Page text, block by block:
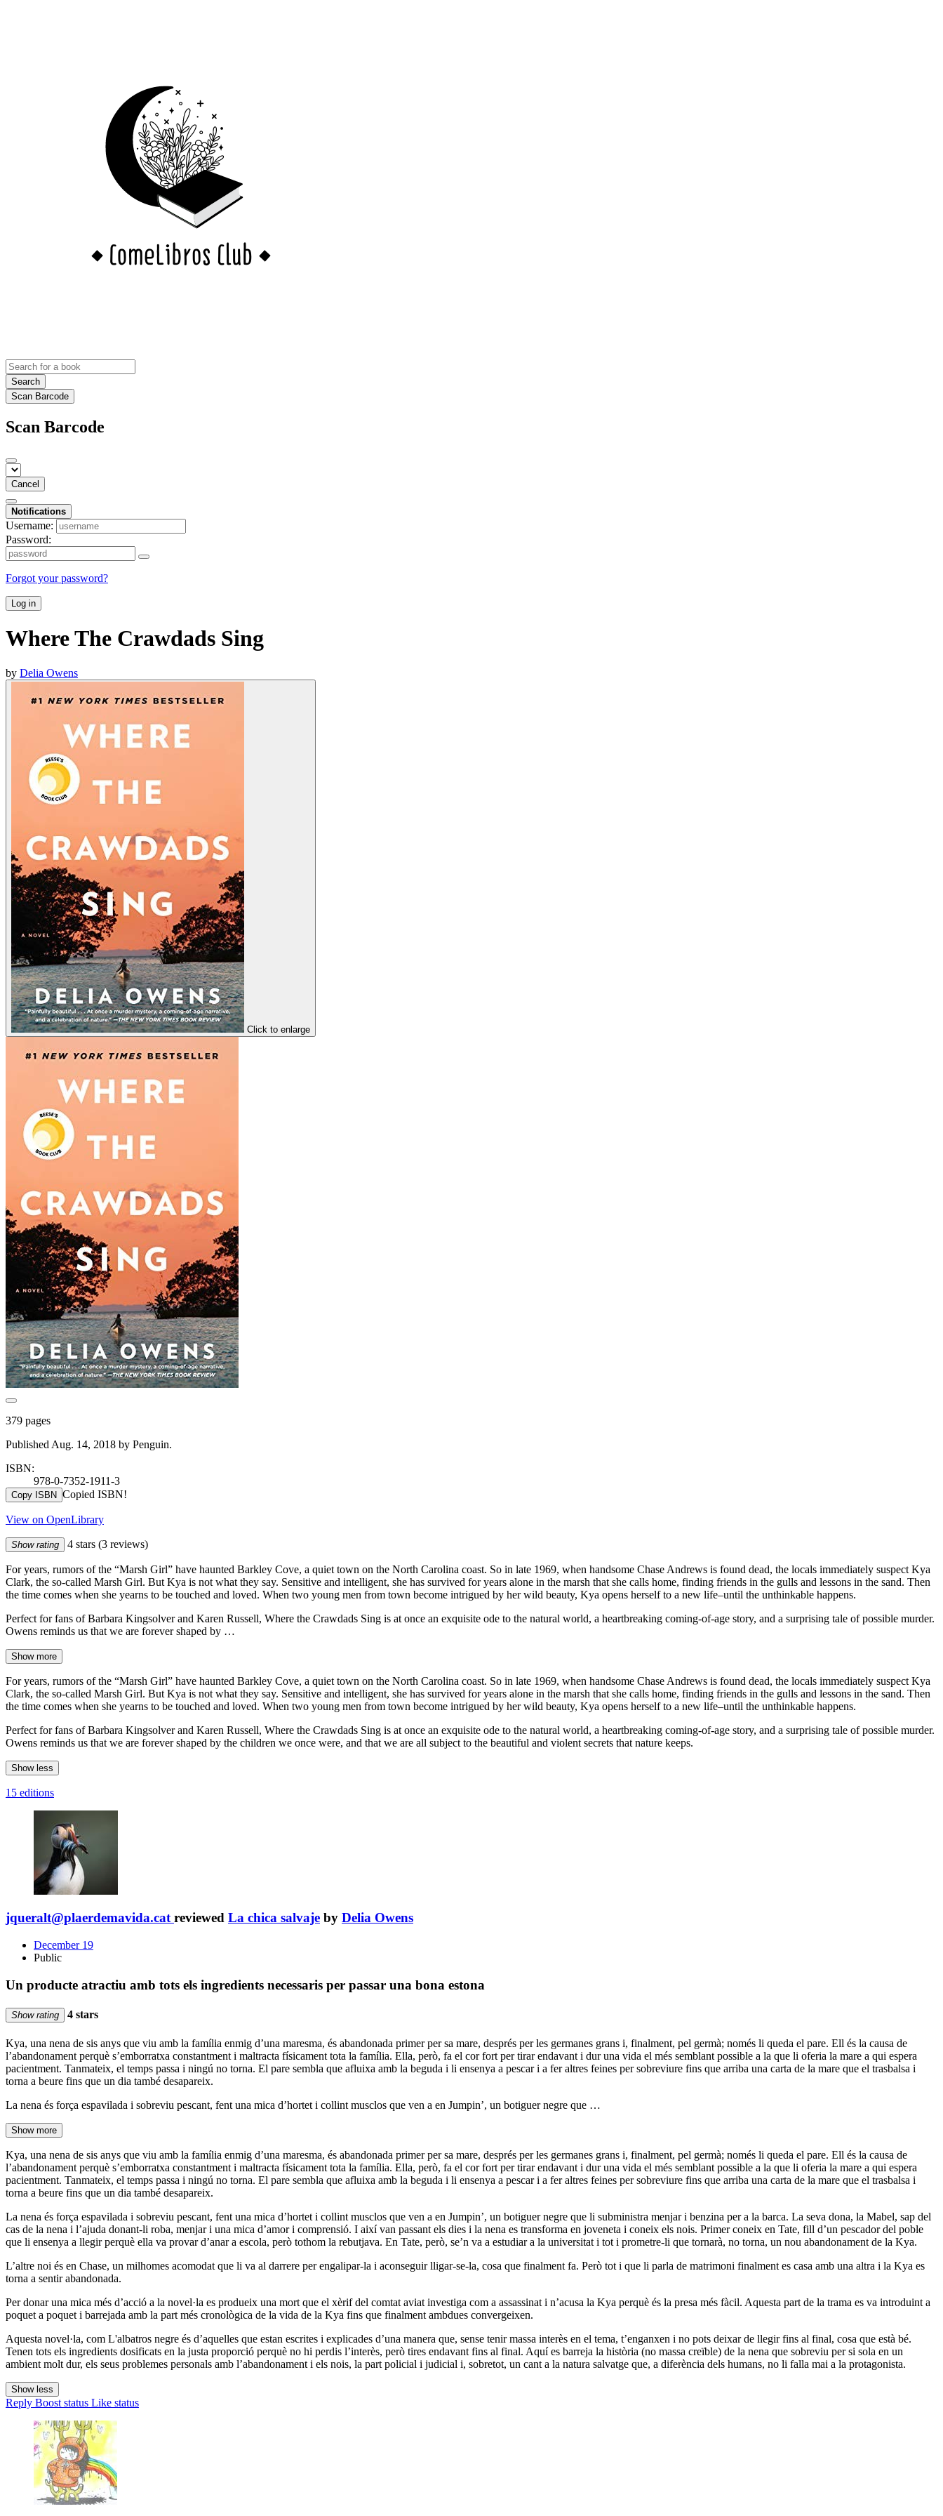
Search
Scan Barcode
Scan Barcode
Cancel
Notifications
Username:
Password:
Forgot your password?
Log in
Where The Crawdads Sing
by Delia Owens
Click to enlarge
379 pages
Published Aug. 14, 2018 by Penguin.
ISBN:
978-0-7352-1911-3
Copy ISBN Copied ISBN!
View on OpenLibrary
Show rating 4 stars (3 reviews)
For years, rumors of the “Marsh Girl” have haunted Barkley Cove, a quiet town on the North Carolina coast. So in late 1969, when handsome Chase Andrews is found dead, the locals immediately suspect Kya
Clark, the so-called Marsh Girl. But Kya is not what they say. Sensitive and intelligent, she has survived for years alone in the marsh that she calls home, finding friends in the gulls and lessons in the sand. Then
the time comes when she yearns to be touched and loved. When two young men from town become intrigued by her wild beauty, Kya opens herself to a new life–until the unthinkable happens.
Perfect for fans of Barbara Kingsolver and Karen Russell, Where the Crawdads Sing is at once an exquisite ode to the natural world, a heartbreaking coming-of-age story, and a surprising tale of possible murder.
Owens reminds us that we are forever shaped by …
Show more
For years, rumors of the “Marsh Girl” have haunted Barkley Cove, a quiet town on the North Carolina coast. So in late 1969, when handsome Chase Andrews is found dead, the locals immediately suspect Kya
Clark, the so-called Marsh Girl. But Kya is not what they say. Sensitive and intelligent, she has survived for years alone in the marsh that she calls home, finding friends in the gulls and lessons in the sand. Then
the time comes when she yearns to be touched and loved. When two young men from town become intrigued by her wild beauty, Kya opens herself to a new life–until the unthinkable happens.
Perfect for fans of Barbara Kingsolver and Karen Russell, Where the Crawdads Sing is at once an exquisite ode to the natural world, a heartbreaking coming-of-age story, and a surprising tale of possible murder.
Owens reminds us that we are forever shaped by the children we once were, and that we are all subject to the beautiful and violent secrets that nature keeps.
Show less
15 editions
jqueralt@plaerdemavida.cat reviewed La chica salvaje by Delia Owens
December 19
Public
Un producte atractiu amb tots els ingredients necessaris per passar una bona estona
Show rating 4 stars
Kya, una nena de sis anys que viu amb la família enmig d’una maresma, és abandonada primer per sa mare, després per les germanes grans i, finalment, pel germà; només li queda el pare. Ell és la causa de
l’abandonament perquè s’emborratxa constantment i maltracta físicament tota la família. Ella, però, fa el cor fort per tirar endavant i dur una vida el més semblant possible a la que li oferia la mare a qui espera
pacientment. Tanmateix, el temps passa i ningú no torna. El pare sembla que afluixa amb la beguda i li ensenya a pescar i a fer altres feines per sobreviure fins que arriba una carta de la mare que el trasbalsa i
torna a beure fins que un dia també desapareix.
La nena és força espavilada i sobreviu pescant, fent una mica d’hortet i collint musclos que ven a en Jumpin’, un botiguer negre que …
Show more
Kya, una nena de sis anys que viu amb la família enmig d’una maresma, és abandonada primer per sa mare, després per les germanes grans i, finalment, pel germà; només li queda el pare. Ell és la causa de
l’abandonament perquè s’emborratxa constantment i maltracta físicament tota la família. Ella, però, fa el cor fort per tirar endavant i dur una vida el més semblant possible a la que li oferia la mare a qui espera
pacientment. Tanmateix, el temps passa i ningú no torna. El pare sembla que afluixa amb la beguda i li ensenya a pescar i a fer altres feines per sobreviure fins que arriba una carta de la mare que el trasbalsa i
torna a beure fins que un dia també desapareix.
La nena és força espavilada i sobreviu pescant, fent una mica d’hortet i collint musclos que ven a en Jumpin’, un botiguer negre que li subministra menjar i benzina per a la barca. La seva dona, la Mabel, sap del
cas de la nena i l’ajuda donant-li roba, menjar i una mica d’amor i comprensió. I així van passant els dies i la nena es transforma en joveneta i coneix els nois. Primer coneix en Tate, fill d’un pescador del poble
que li ensenya a llegir perquè ella va provar d’anar a escola, però tothom la rebutjava. En Tate, però, se’n va a estudiar a la universitat i tot i prometre-li que tornarà, no torna, un nou abandonament de la Kya.
L’altre noi és en Chase, un milhomes acomodat que li va al darrere per engalipar-la i aconseguir lligar-se-la, cosa que finalment fa. Però tot i que li parla de matrimoni finalment es casa amb una altra i la Kya es
torna a sentir abandonada.
Per donar una mica més d’acció a la novel·la es produeix una mort que el xèrif del comtat aviat investiga com a assassinat i n’acusa la Kya perquè és la presa més fàcil. Aquesta part de la trama es va introduint a
poquet a poquet i barrejada amb la part més cronològica de la vida de la Kya fins que finalment ambdues convergeixen.
Aquesta novel·la, com L'albatros negre és d’aquelles que estan escrites i explicades d’una manera que, sense tenir massa interès en el tema, t’enganxen i no pots deixar de llegir fins al final, cosa que està bé.
Tenen tots els ingredients dosificats en la justa proporció perquè no hi perdis l’interès, però tires endavant fins al final. Aquí es barreja la història (no massa creïble) de la nena que sobreviu per si sola en un
ambient molt dur, els seus problemes personals amb l’abandonament i els nois, la part policial i judicial i, sobretot, un cant a la natura salvatge que, a diferència dels humans, no li falla mai a la protagonista.
Show less
Reply Boost status Like status